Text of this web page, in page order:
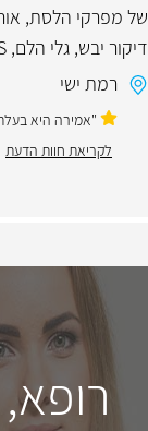
של מפרקי הלסת,
דיקור יבש, גלי הלם,
רמת ישי
"אמירה היא בעלת
לקריאת חוות הדעת